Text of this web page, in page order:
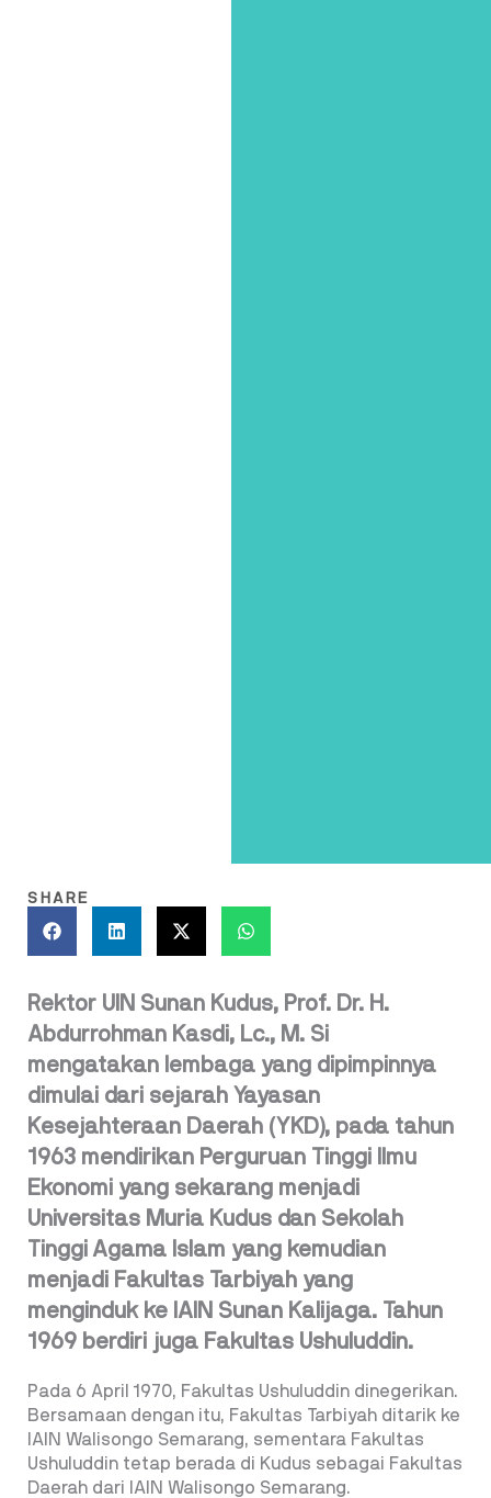
SHARE
Rektor UIN Sunan Kudus, Prof. Dr. H.
Abdurrohman Kasdi, Lc., M. Si
mengatakan lembaga yang dipimpinnya
dimulai dari sejarah Yayasan
Kesejahteraan Daerah (YKD), pada tahun
1963 mendirikan Perguruan Tinggi Ilmu
Ekonomi yang sekarang menjadi
Universitas Muria Kudus dan Sekolah
Tinggi Agama Islam yang kemudian
menjadi Fakultas Tarbiyah yang
menginduk ke IAIN Sunan Kalijaga. Tahun
1969 berdiri juga Fakultas Ushuluddin.
Pada 6 April 1970, Fakultas Ushuluddin dinegerikan.
Bersamaan dengan itu, Fakultas Tarbiyah ditarik ke
IAIN Walisongo Semarang, sementara Fakultas
Ushuluddin tetap berada di Kudus sebagai Fakultas
Daerah dari IAIN Walisongo Semarang.